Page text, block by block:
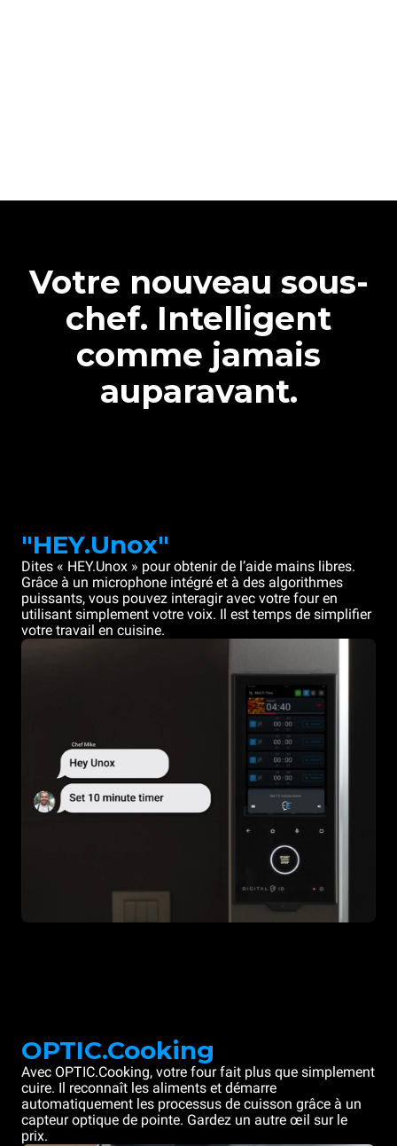
Votre nouveau sous-
chef. Intelligent
comme jamais
auparavant.
"HEY.Unox"
Dites « HEY.Unox » pour obtenir de l’aide mains libres.
Grâce à un microphone intégré et à des algorithmes
puissants, vous pouvez interagir avec votre four en
utilisant simplement votre voix. Il est temps de simplifier
votre travail en cuisine.
OPTIC.Cooking
Avec OPTIC.Cooking, votre four fait plus que simplement
cuire. Il reconnaît les aliments et démarre
automatiquement les processus de cuisson grâce à un
capteur optique de pointe. Gardez un autre œil sur le
prix.